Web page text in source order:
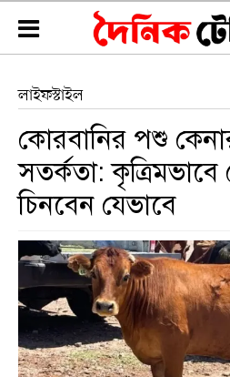
লাইফস্টাইল
কোরবানির পশু
সতর্কতা:
চিনবেন যেভাবে